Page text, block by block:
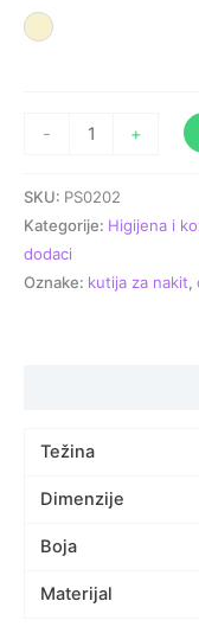
Prirodna
- +
SKU: PS0202
Kategorije: Higijena i
dodaci
Oznake: kutija za nakit,
Težina
Dimenzije
Boja
Materijal